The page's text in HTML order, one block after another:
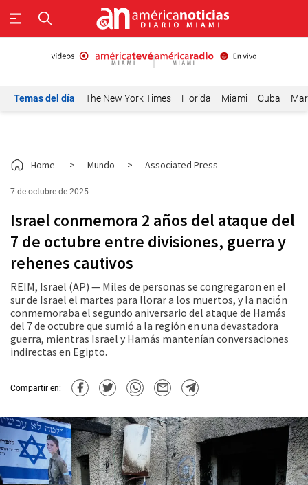
Temas del día The New York Times Florida Miami Cuba
Home > Mundo > Associated Press
7 de octubre de 2025
Israel conmemora 2 años del ataque del
7 de octubre entre divisiones, guerra y
rehenes cautivos
REIM, Israel (AP) — Miles de personas se congregaron en el
sur de Israel el martes para llorar a los muertos, y la nación
conmemoraba el segundo aniversario del ataque de Hamás
del 7 de octubre que sumió a la región en una devastadora
guerra, mientras Israel y Hamás mantenían conversaciones
indirectas en Egipto.
Compartir en: